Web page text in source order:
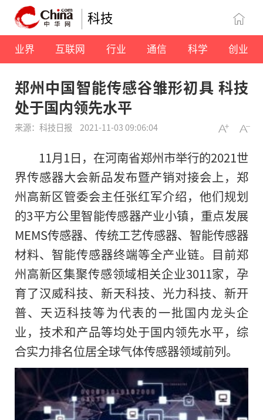
科技
业界 互联网 行业 通信 科学 创业
郑州中国智能传感谷雏形初具 科技
处于国内领先水平
来源：科技日报 2021-11-03 09:06:04
11月1日，在河南省郑州市举行的2021世
界传感器大会新品发布暨产销对接会上，郑
州高新区管委会主任张红军介绍，他们规划
的3平方公里智能传感器产业小镇，重点发展
MEMS传感器、传统工艺传感器、智能传感器
材料、智能传感器终端等全产业链。目前郑
州高新区集聚传感领域相关企业3011家，孕
育了汉威科技、新天科技、光力科技、新开
普、天迈科技等为代表的一批国内龙头企
业，技术和产品等均处于国内领先水平，综
合实力排名位居全球气体传感器领域前列。